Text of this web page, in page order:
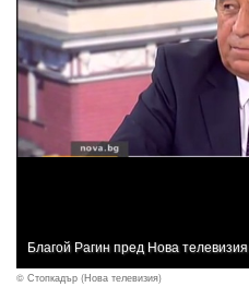
Благой Рагин пред Нова телевизия
© Стопкадър (Нова телевизия)